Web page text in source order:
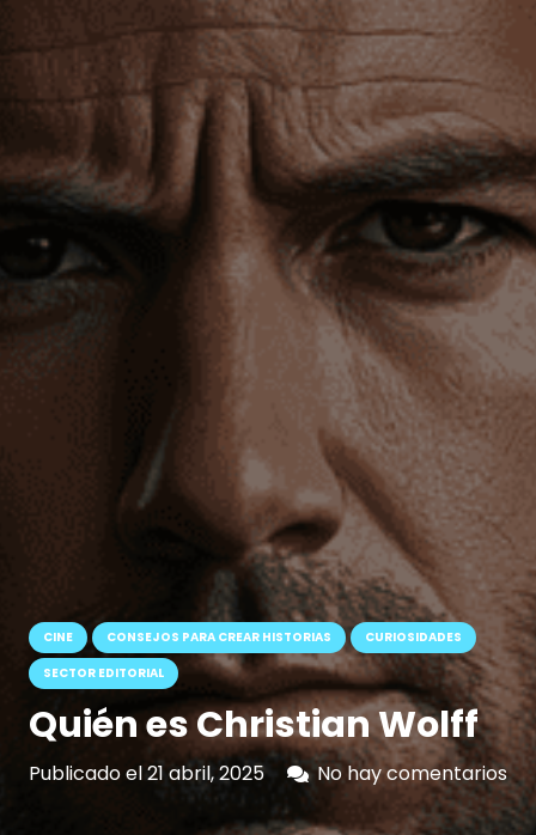
CINE CONSEJOS PARA CREAR HISTORIAS
CURIOSIDADES
SECTOR EDITORIAL
Quién es Christian Wolff
Publicado el21 abril, 2025 No hay comentarios